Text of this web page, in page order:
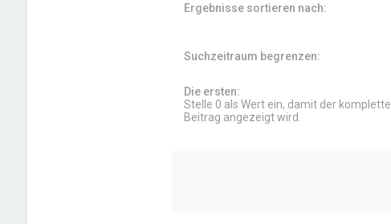
Ergebnisse sortieren nach:
Suchzeitraum begrenzen:
Die ersten:
Stelle 0 als Wert ein, damit der komplette
Beitrag angezeigt wird.